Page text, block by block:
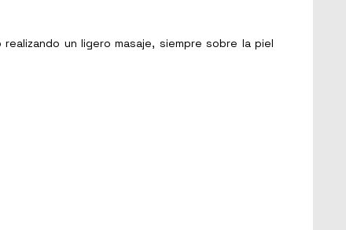
un ligero masaje, siempre sobre la piel